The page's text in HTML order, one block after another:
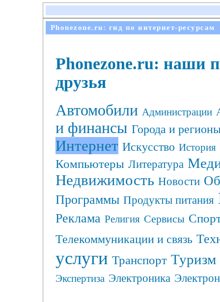
Phonezone.ru: гид по интернет-ресурсам
Phonezone.ru: наши
друзья
Автомобили Администрации
и финансы Города и
Интернет Искусство История
Компьютеры Литература
Недвижимость Новости
Программы Продукты питания
Реклама Религия Сервисы
Телекоммуникации и связь
услуги Транспорт Туризм
Экспертиза Электроника